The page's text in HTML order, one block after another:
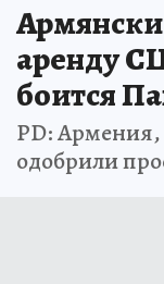
аренду
боится
PD:
одобрили